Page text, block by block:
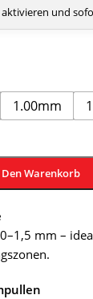
aktivieren und
1.00mm
Den Warenkorb
mm –